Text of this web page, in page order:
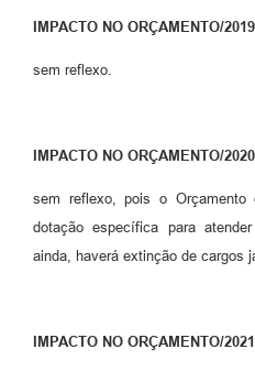
IMPACTO NO ORÇAMENTO/
sem reflexo.
IMPACTO NO ORÇAMENTO/
sem reflexo, pois o Orçamento
dotação específica para
ainda, haverá extinção de cargos
IMPACTO NO ORÇAMENTO/